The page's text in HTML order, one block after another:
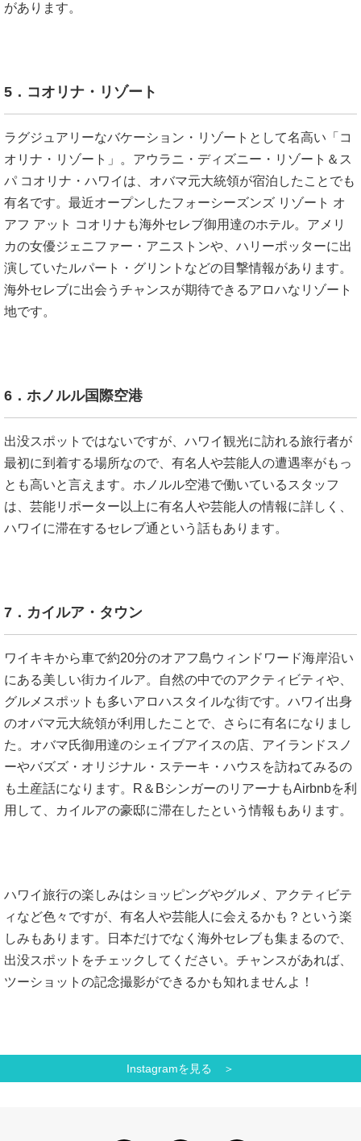
があります。
5．コオリナ・リゾート
ラグジュアリーなバケーション・リゾートとして名高い「コ
オリナ・リゾート」。アウラニ・ディズニー・リゾート＆ス
パ コオリナ・ハワイは、オバマ元大統領が宿泊したことでも
有名です。最近オープンしたフォーシーズンズ リゾート オ
アフ アット コオリナも海外セレブ御用達のホテル。アメリ
カの女優ジェニファー・アニストンや、ハリーポッターに出
演していたルパート・グリントなどの目撃情報があります。
海外セレブに出会うチャンスが期待できるアロハなリゾート
地です。
6．ホノルル国際空港
出没スポットではないですが、ハワイ観光に訪れる旅行者が
最初に到着する場所なので、有名人や芸能人の遭遇率がもっ
とも高いと言えます。ホノルル空港で働いているスタッフ
は、芸能リポーター以上に有名人や芸能人の情報に詳しく、
ハワイに滞在するセレブ通という話もあります。
7．カイルア・タウン
ワイキキから車で約20分のオアフ島ウィンドワード海岸沿い
にある美しい街カイルア。自然の中でのアクティビティや、
グルメスポットも多いアロハスタイルな街です。ハワイ出身
のオバマ元大統領が利用したことで、さらに有名になりまし
た。オバマ氏御用達のシェイブアイスの店、アイランドスノ
ーやバズズ・オリジナル・ステーキ・ハウスを訪ねてみるの
も土産話になります。R＆BシンガーのリアーナもAirbnbを利
用して、カイルアの豪邸に滞在したという情報もあります。
ハワイ旅行の楽しみはショッピングやグルメ、アクティビテ
ィなど色々ですが、有名人や芸能人に会えるかも？という楽
しみもあります。日本だけでなく海外セレブも集まるので、
出没スポットをチェックしてください。チャンスがあれば、
ツーショットの記念撮影ができるかも知れませんよ！
Instagramを見る ＞